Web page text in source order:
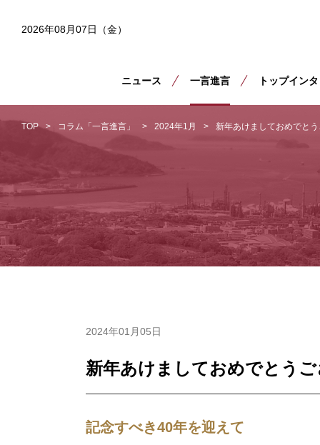
2026年08月07日（金）
ニュース 一言進言 トップイン
TOP コラム「一言進言」 2024年1月 新年あけましておめでと
2024年01月05日
新年あけましておめでとう
記念すべき40年を迎えて